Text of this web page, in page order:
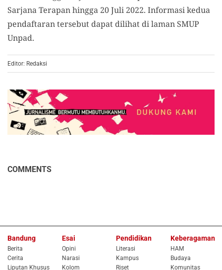
Sarjana Terapan hingga 20 Juli 2022. Informasi kedua
pendaftaran tersebut dapat dilihat di laman SMUP
Unpad.
Editor: Redaksi
COMMENTS
Bandung
Berita
Cerita
Liputan Khusus
Esai
Opini
Narasi
Kolom
Pendidikan
Literasi
Kampus
Riset
Keberagaman
HAM
Budaya
Komunitas